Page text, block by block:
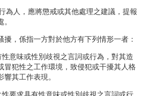
為人，應將懲戒或其他處理之建議，提報
擾，係指一方對於他方有下列情形一者：
意味或性別歧視之言詞或行為，對其造
冒犯性之工作環境，致侵犯或干擾其人格
其工作表現。